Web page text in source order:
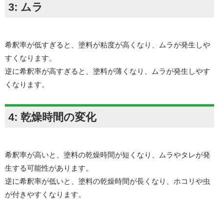
3: ムラ
希釈率が低すぎると、塗料が粘度が高くなり、ムラが発生しや
すくなります。
逆に希釈率が高すぎると、塗料が薄くなり、ムラが発生しやす
くなります。
4: 乾燥時間の変化
希釈率が高いと、塗料の乾燥時間が短くなり、ムラやタレが発
生する可能性があります。
逆に希釈率が低いと、塗料の乾燥時間が長くなり、ホコリや虫
が付きやすくなります。